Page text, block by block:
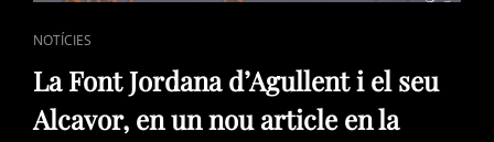
CAT
LINKS
NOTÍCIES
La Font Jordana d’Agullent i el seu
Alcavor, en un nou article en la